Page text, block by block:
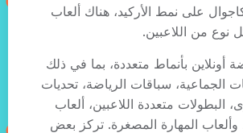
على نمط الأركيد، هناك ألعاب
نوع من اللاعبين.
أونلاين بأنماط متعددة، بما في ذلك
الجماعية، سباقات الرياضة، تحديات
البطولات متعددة اللاعبين، ألعاب
وألعاب المهارة المصغرة. تركز بعض